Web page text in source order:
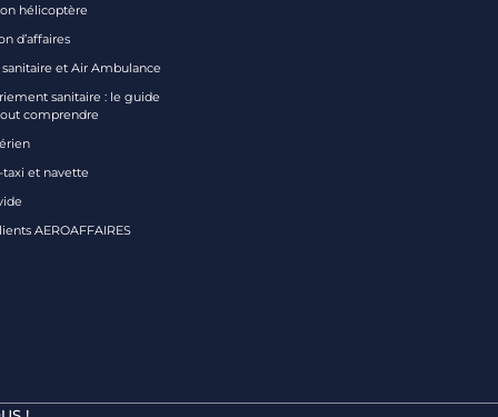
hélicoptère
d’affaires
et Air Ambulance
sanitaire : le guide
comprendre
taxi et navette
AEROAFFAIRES